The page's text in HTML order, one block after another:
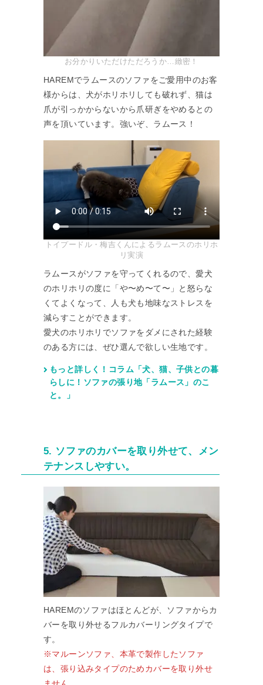
お分かりいただけただろうか…緻密！
HAREMでラムースのソファをご愛用中のお客
様からは、犬がホリホリしても破れず、猫は
爪が引っかからないから爪研ぎをやめるとの
声を頂いています。強いぞ、ラムース！
トイプードル・梅吉くんによるラムースのホリホ
リ実演
ラムースがソファを守ってくれるので、愛犬
のホリホリの度に「や〜め〜て〜」と怒らな
くてよくなって、人も犬も地味なストレスを
減らすことができます。
愛犬のホリホリでソファをダメにされた経験
のある方には、ぜひ選んで欲しい生地です。
もっと詳しく！コラム「犬、猫、子供との暮
らしに！ソファの張り地「ラムース」のこ
と。」
5. ソファのカバーを取り外せて、メン
テナンスしやすい。
HAREMのソファはほとんどが、ソファからカ
バーを取り外せるフルカバーリングタイプで
す。
※マルーンソファ、本革で製作したソファ
は、張り込みタイプのためカバーを取り外せ